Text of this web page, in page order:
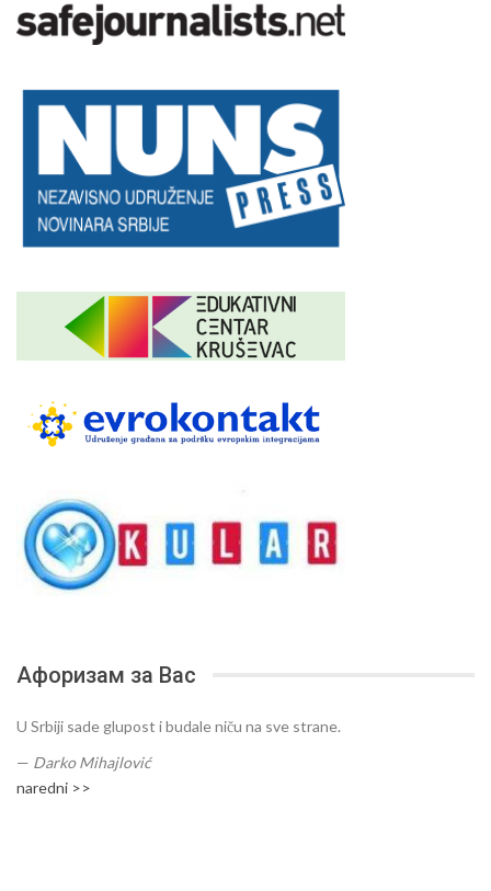
Афоризам за Вас
U Srbiji sade glupost i budale niču na sve strane.
— Darko Mihajlović
naredni >>